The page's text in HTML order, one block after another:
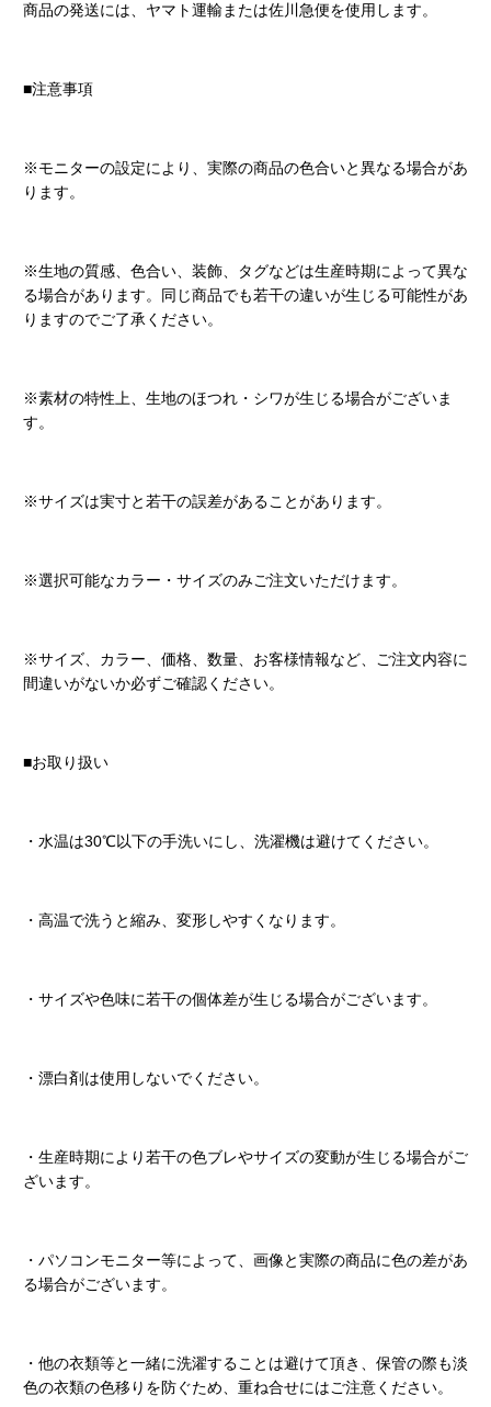
商品の発送には、ヤマト運輸または佐川急便を使用します。
■注意事項
※モニターの設定により、実際の商品の色合いと異なる場合があ
ります。
※生地の質感、色合い、装飾、タグなどは生産時期によって異な
る場合があります。同じ商品でも若干の違いが生じる可能性があ
りますのでご了承ください。
※素材の特性上、生地のほつれ・シワが生じる場合がございま
す。
※サイズは実寸と若干の誤差があることがあります。
※選択可能なカラー・サイズのみご注文いただけます。
※サイズ、カラー、価格、数量、お客様情報など、ご注文内容に
間違いがないか必ずご確認ください。
■お取り扱い
・水温は30℃以下の手洗いにし、洗濯機は避けてください。
・高温で洗うと縮み、変形しやすくなります。
・サイズや色味に若干の個体差が生じる場合がございます。
・漂白剤は使用しないでください。
・生産時期により若干の色ブレやサイズの変動が生じる場合がご
ざいます。
・パソコンモニター等によって、画像と実際の商品に色の差があ
る場合がございます。
・他の衣類等と一緒に洗濯することは避けて頂き、保管の際も淡
色の衣類の色移りを防ぐため、重ね合せにはご注意ください。